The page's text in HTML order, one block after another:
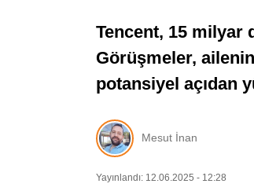
Tencent, 15 milyar
Görüşmeler,
potansiyel açıdan
Mesut İnan
Yayınlandı: 12.06.2025 - 12:28